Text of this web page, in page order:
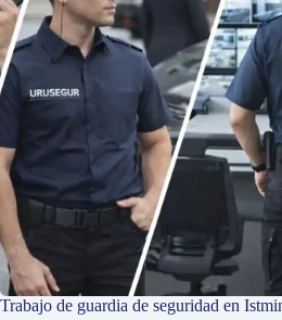
Trabajo de guardia de seguridad en